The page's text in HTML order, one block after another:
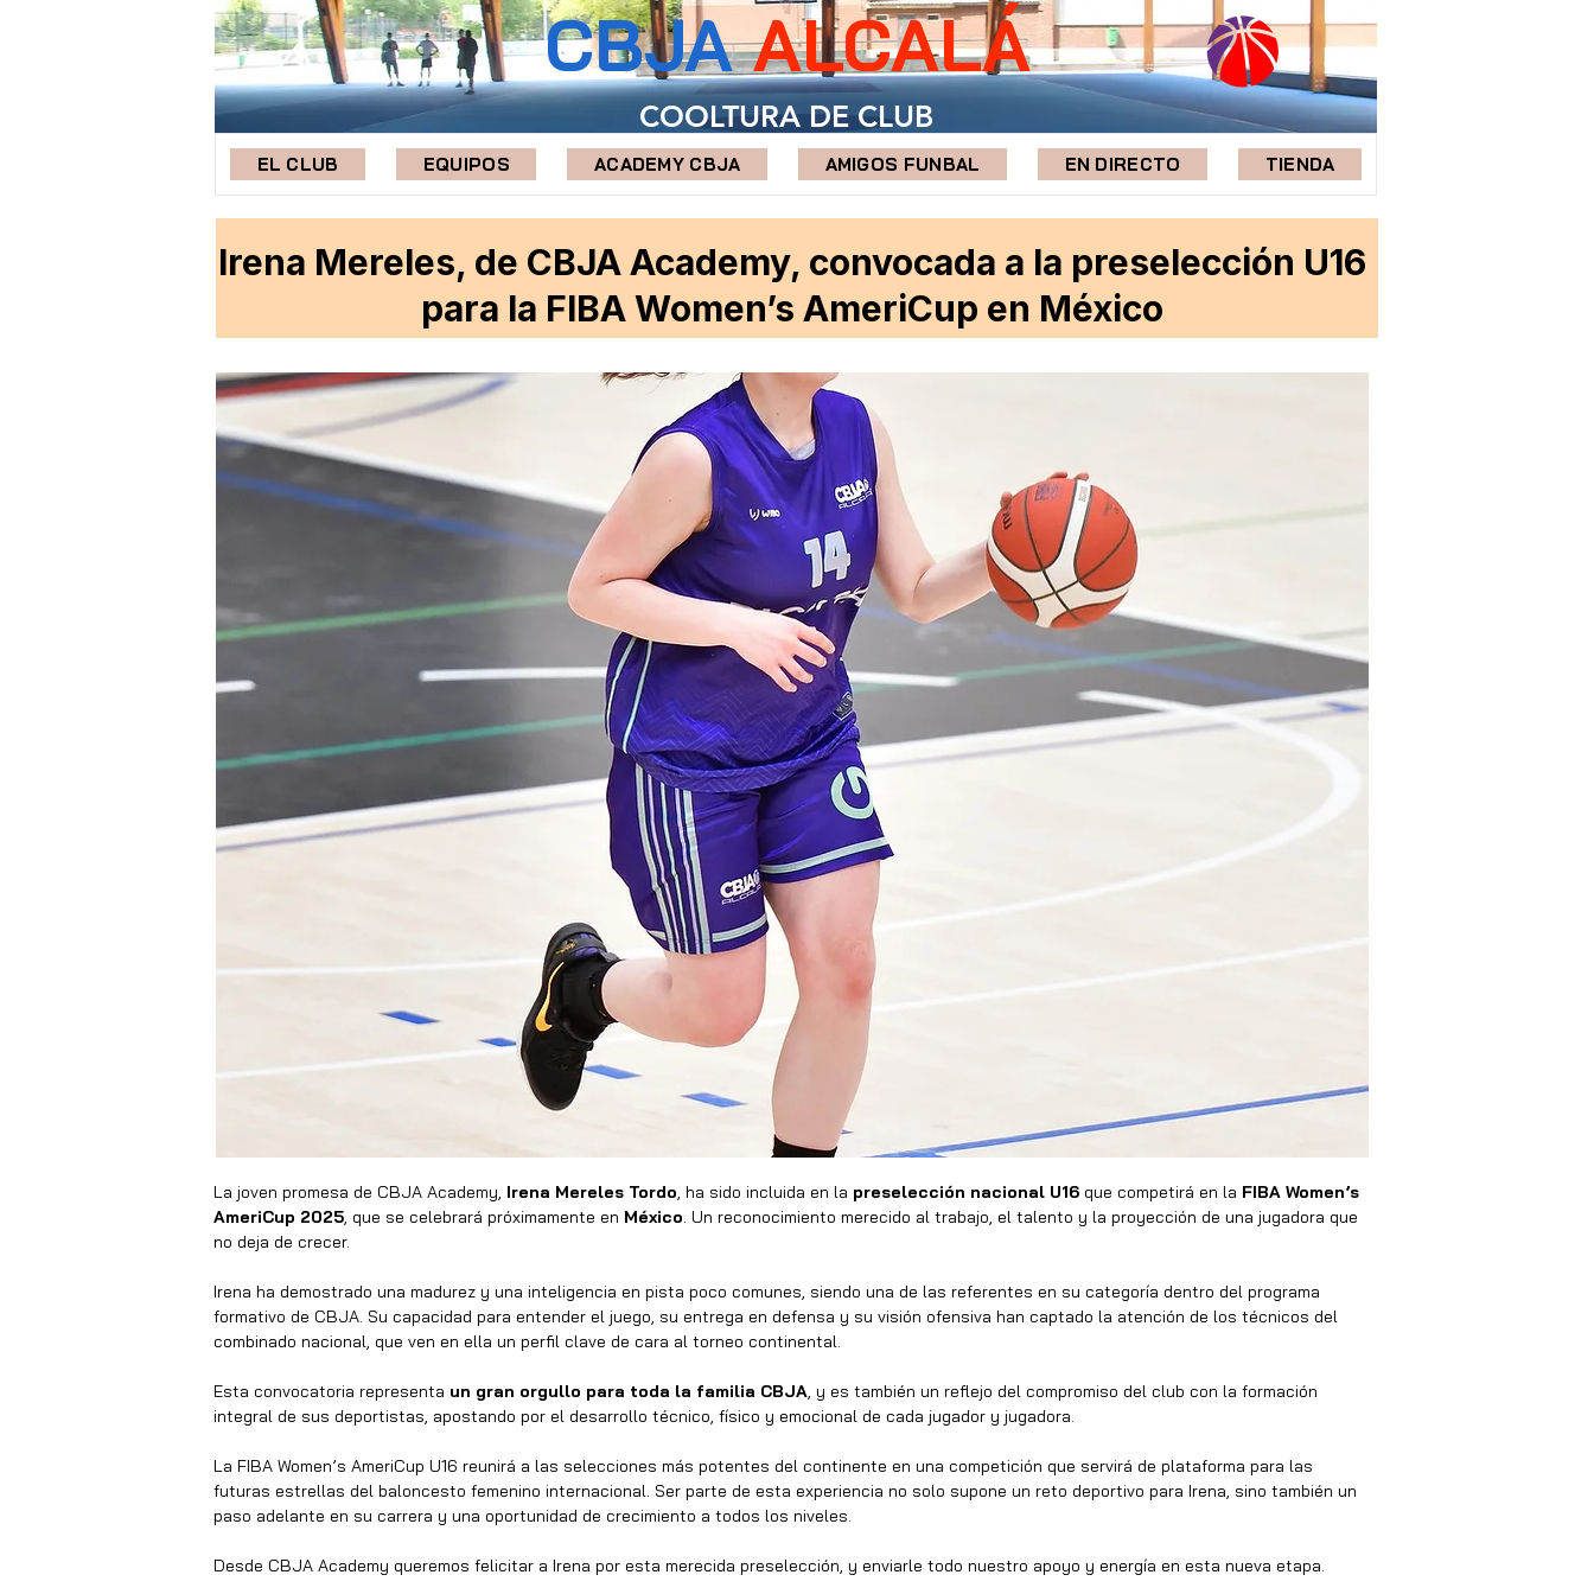
CBJA ALCALÁ
COOLTURA DE CLUB
EL CLUB EQUIPOS ACADEMY CBJA AMIGOS FUNBAL EN DIRECTO TIENDA
Irena Mereles, de CBJA Academy, convocada a la preselección U16
para la FIBA Women’s AmeriCup en México
La joven promesa de CBJA Academy, Irena Mereles Tordo, ha sido incluida en la preselección nacional U16 que competirá en la FIBA Women’s
AmeriCup 2025, que se celebrará próximamente en México. Un reconocimiento merecido al trabajo, el talento y la proyección de una jugadora que
no deja de crecer.
Irena ha demostrado una madurez y una inteligencia en pista poco comunes, siendo una de las referentes en su categoría dentro del programa
formativo de CBJA. Su capacidad para entender el juego, su entrega en defensa y su visión ofensiva han captado la atención de los técnicos del
combinado nacional, que ven en ella un perfil clave de cara al torneo continental.
Esta convocatoria representa un gran orgullo para toda la familia CBJA, y es también un reflejo del compromiso del club con la formación
integral de sus deportistas, apostando por el desarrollo técnico, físico y emocional de cada jugador y jugadora.
La FIBA Women’s AmeriCup U16 reunirá a las selecciones más potentes del continente en una competición que servirá de plataforma para las
futuras estrellas del baloncesto femenino internacional. Ser parte de esta experiencia no solo supone un reto deportivo para Irena, sino también un
paso adelante en su carrera y una oportunidad de crecimiento a todos los niveles.
Desde CBJA Academy queremos felicitar a Irena por esta merecida preselección, y enviarle todo nuestro apoyo y energía en esta nueva etapa.